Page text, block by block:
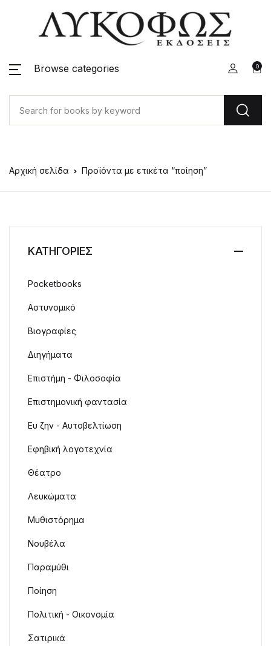
Browse categories 0
Αρχική σελίδα Προϊόντα με ετικέτα “ποίηση”
ΚΑΤΗΓΟΡΙΕΣ
Pocketbooks
Αστυνομικό
Βιογραφίες
Διηγήματα
Επιστήμη - Φιλοσοφία
Επιστημονική φαντασία
Ευ ζην - Αυτοβελτίωση
Εφηβική λογοτεχνία
Θέατρο
Λευκώματα
Μυθιστόρημα
Νουβέλα
Παραμύθι
Ποίηση
Πολιτική - Οικονομία
Σατιρικά